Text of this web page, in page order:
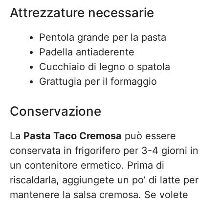
Attrezzature necessarie
Pentola grande per la pasta
Padella antiaderente
Cucchiaio di legno o spatola
Grattugia per il formaggio
Conservazione
La Pasta Taco Cremosa può essere
conservata in frigorifero per 3-4 giorni in
un contenitore ermetico. Prima di
riscaldarla, aggiungete un po’ di latte per
mantenere la salsa cremosa. Se volete